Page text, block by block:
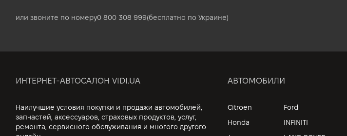
или звоните по номеру0 800 308 999(бесплатно по Украине)
ИНТЕРНЕТ-АВТОСАЛОН VIDI.UA
Наилучшие условия покупки и продажи автомобилей,
запчастей, аксессуаров, страховых продуктов, услуг,
ремонта, сервисного обслуживания и многого другого
АВТОМОБИЛИ
Citroen
Ford
Honda
INFINITI